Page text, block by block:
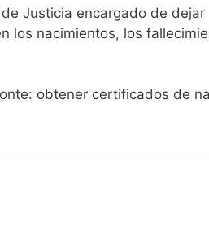
Justicia encargado de dejar
los nacimientos, los
obtener certificados de